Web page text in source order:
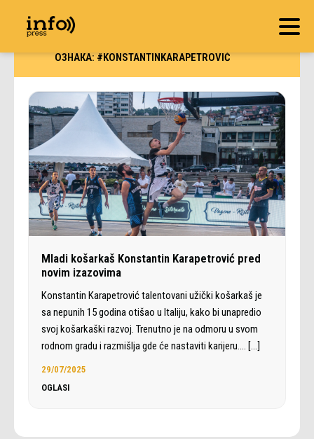
ОЗНАКА:#KONSTANTINKARAPETROVIĆ
Mladi košarkaš Konstantin Karapetrović pred
novim izazovima
Konstantin Karapetrović talentovani užički košarkaš je
sa nepunih 15 godina otišao u Italiju, kako bi unapredio
svoj košarkaški razvoj. Trenutno je na odmoru u svom
rodnom gradu i razmišlja gde će nastaviti karijeru.… […]
29/07/2025
OGLASI